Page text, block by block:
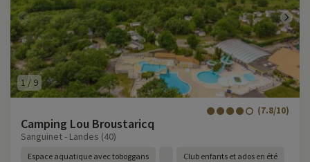
1 / 9
Camping Lou Broustaricq
(7.8/10)
Sanguinet - Landes (40)
Espace aquatique avec toboggans Club enfants et ados en été